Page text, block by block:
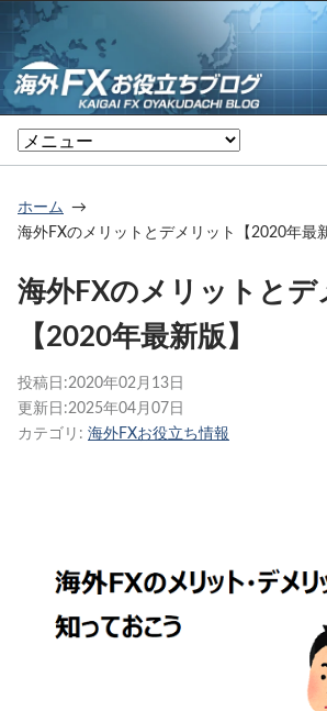
ホーム
海外FXのメリットとデメリット【2020年最
海外FXのメリットとデ
【2020年最新版】
投稿日:2020年02月13日
更新日:2025年04月07日
カテゴリ: 海外FXお役立ち情報